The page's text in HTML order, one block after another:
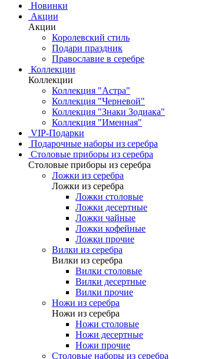
Новинки
Акции
Акции
Королевский стиль
Подари праздник
Православие в серебре
Коллекции
Коллекции
Коллекция "Астра"
Коллекция "Черневой"
Коллекция "Знаки Зодиака"
Коллекция "Именная"
VIP-Подарки
Подарочные наборы из серебра
Столовые приборы из серебра
Столовые приборы из серебра
Ложки из серебра
Ложки из серебра
Ложки столовые
Ложки десертные
Ложки чайные
Ложки кофейные
Ложки прочие
Вилки из серебра
Вилки из серебра
Вилки столовые
Вилки десертные
Вилки прочие
Ножи из серебра
Ножи из серебра
Ножи столовые
Ножи десертные
Ножи прочие
Столовые наборы из серебра